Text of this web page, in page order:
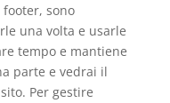
sono
una volta e usarle
tempo e mantiene
parte e vedrai il
Per gestire